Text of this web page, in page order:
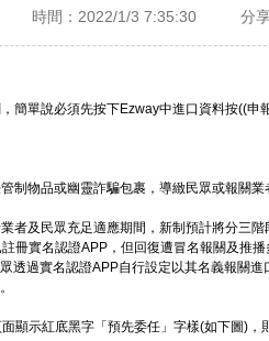
時間：2022/1/3 7:35:30 分
簡單說必須先按下Ezway中進口資料按((申
制物品或幽靈詐騙包裹，導緻民眾或報關
者及民眾充足適應期間，新制預計將分三階
冊實名認證APP，但回復遭冒名報關及推播
透過實名認證APP自行設定以其名義報關進
顯示紅底黑字「預先委任」字樣(如下圖)